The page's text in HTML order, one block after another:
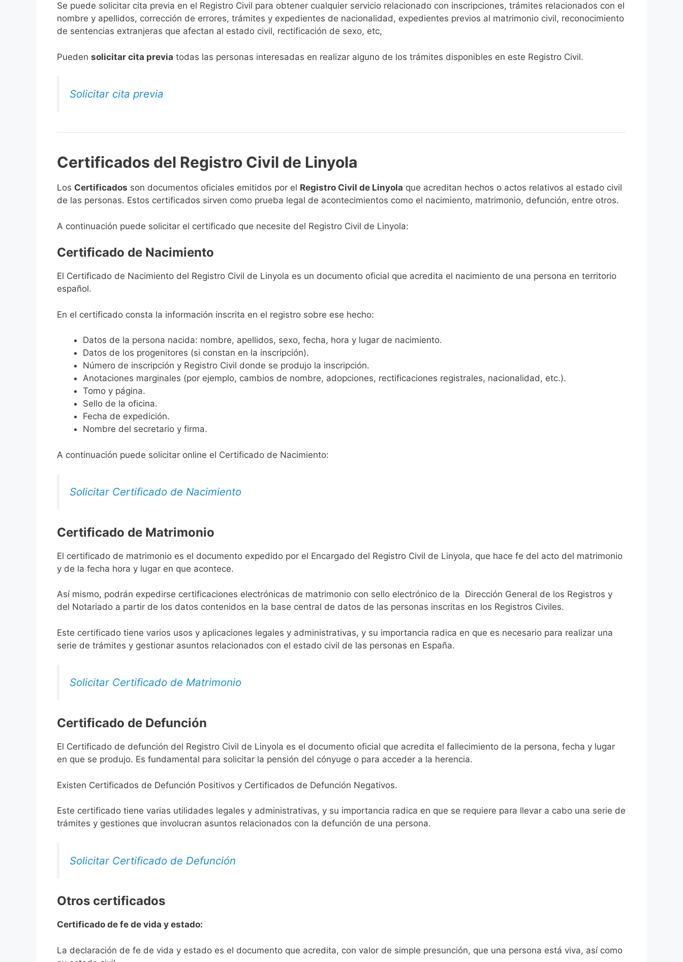
Se puede solicitar cita previa en el Registro Civil para obtener cualquier servicio relacionado con inscripciones, trámites relacionados con el
nombre y apellidos, corrección de errores, trámites y expedientes de nacionalidad, expedientes previos al matrimonio civil, reconocimiento
de sentencias extranjeras que afectan al estado civil, rectificación de sexo, etc,
​Pueden solicitar cita previa todas las personas interesadas en realizar alguno de los trámites disponibles en este Registro Civil.​
Solicitar cita previa
Certificados del Registro Civil de Linyola
Los Certificados son documentos oficiales emitidos por el Registro Civil de Linyola que acreditan hechos o actos relativos al estado civil
de las personas. Estos certificados sirven como prueba legal de acontecimientos como el nacimiento, matrimonio, defunción, entre otros.
A continuación puede solicitar el certificado que necesite del Registro Civil de Linyola:
Certificado de Nacimiento
El Certificado de Nacimiento del Registro Civil de Linyola es un documento oficial que acredita el nacimiento de una persona en territorio
español.
En el certificado consta la información inscrita en el registro sobre ese hecho:
Datos de la persona nacida: nombre, apellidos, sexo, fecha, hora y lugar de nacimiento.
Datos de los progenitores (si constan en la inscripción).
Número de inscripción y Registro Civil donde se produjo la inscripción.
Anotaciones marginales (por ejemplo, cambios de nombre, adopciones, rectificaciones registrales, nacionalidad, etc.).
Tomo y página.
Sello de la oficina.
Fecha de expedición.
Nombre del secretario y firma.
A continuación puede solicitar online el Certificado de Nacimiento:
Solicitar Certificado de Nacimiento
Certificado de Matrimonio
El certificado de matrimonio es el documento expedido por el Encargado del Registro Civil de Linyola, que hace fe del acto del matrimonio
y de la fecha hora y lugar en que acontece.
Así mismo, podrán expedirse certificaciones electrónicas de matrimonio con sello electrónico de la Dirección General de los Registros y
del Notariado a partir de los datos contenidos en la base central de datos de las personas inscritas en los Registros Civiles.
Este certificado tiene varios usos y aplicaciones legales y administrativas, y su importancia radica en que es necesario para realizar una
serie de trámites y gestionar asuntos relacionados con el estado civil de las personas en España.
Solicitar Certificado de Matrimonio
Certificado de Defunción
El Certificado de defunción del Registro Civil de Linyola es el documento oficial que acredita el fallecimiento de la persona, fecha y lugar
en que se produjo. Es fundamental para solicitar la pensión del cónyuge o para acceder a la herencia.
Existen Certificados de Defunción Positivos y Certificados de Defunción Negativos.
Este certificado tiene varias utilidades legales y administrativas, y su importancia radica en que se requiere para llevar a cabo una serie de
trámites y gestiones que involucran asuntos relacionados con la defunción de una persona.
Solicitar Certificado de Defunción
Otros certificados
Certificado de fe de vida y estado:
La declaración de fe de vida y estado es el documento que acredita, con valor de simple presunción, que una persona está viva, así como